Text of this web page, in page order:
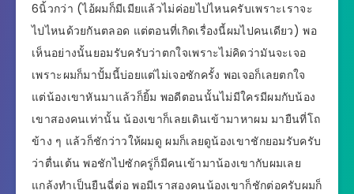
6นิ้วกว่า (ไอ้ผมก็มีเมียแล้วไม่ค่อยไปไหนครับเพราะเราจะ
ไปไหนด้วยกันตลอด แต่ตอนที่เกิดเรื่องนี้ผมไปคนเดียว) พอ
เห็นอย่างนั้นยอมรับครับว่าตกใจเพราะไม่คิดว่ามันจะเจอ
เพราะผมก็มาปั้มนี้บ่อยแต่ไม่เจอซักครั้ง พอเจอก็เลยตกใจ
แต่น้องเขาหันมาแล้วก็ยิ้ม พอดีตอนนั้นไม่มีใครมีผมกับน้อง
เขาสองคนเท่านั้น น้องเขาก็เลยเดินเข้ามาหาผม มายืนที่โถ
ข้าง ๆ แล้วก็ชักว่าวให้ผมดู ผมก็เลยดูน้องเขาชักยอมรับครับ
ว่าตื่นเต้น พอชักไปซักครู่ก็มีคนเข้ามาน้องเขากับผมเลย
แกล้งทำเป็นยืนฉี่ต่อ พอมีเราสองคนน้องเขาก็ชักต่อครับผมก็